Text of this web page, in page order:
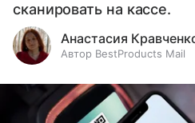
сканировать на кассе.
Анастасия
Автор BestProducts Mail